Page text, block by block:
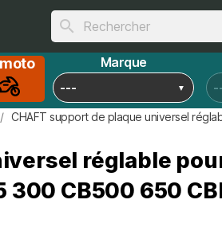
search
Marque
CHAFT support de plaque universel
réglable
300 CB500 650